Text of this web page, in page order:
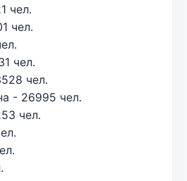
чел.
чел.
чел.
чел.
- 26995 чел.
чел.